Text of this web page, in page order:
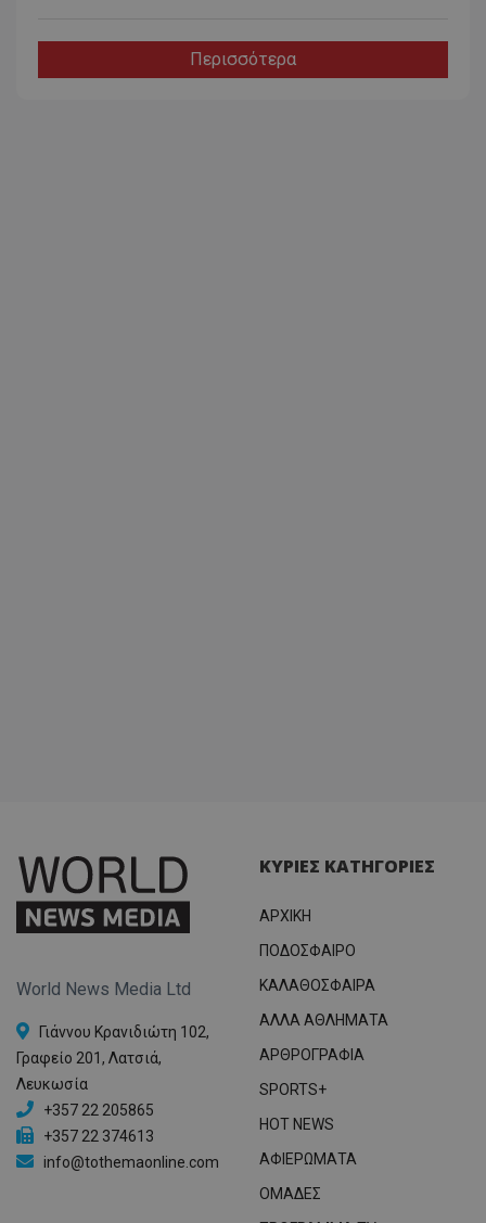
Περισσότερα
World News Media Ltd
Γιάννου Κρανιδιώτη 102,
Γραφείο 201, Λατσιά,
Λευκωσία
+357 22 205865
+357 22 374613
info@tothemaonline.com
ΚΥΡΙΕΣ ΚΑΤΗΓΟΡΙΕΣ
ΑΡΧΙΚΗ
ΠΟΔΟΣΦΑΙΡΟ
ΚΑΛΑΘΟΣΦΑΙΡΑ
ΑΛΛΑ ΑΘΛΗΜΑΤΑ
ΑΡΘΡΟΓΡΑΦΙΑ
SPORTS+
HOT NEWS
ΑΦΙΕΡΩΜΑΤΑ
ΟΜΑΔΕΣ